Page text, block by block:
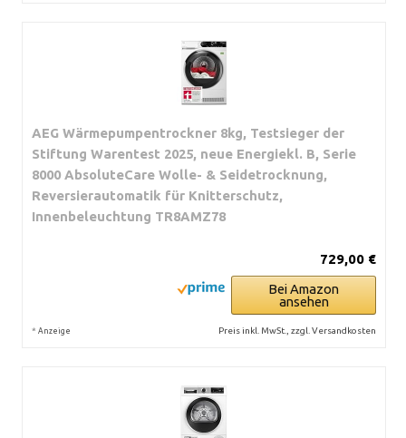
AEG Wärmepumpentrockner 8kg, Testsieger der
Stiftung Warentest 2025, neue Energiekl. B, Serie
8000 AbsoluteCare Wolle- & Seidetrocknung,
Reversierautomatik für Knitterschutz,
Innenbeleuchtung TR8AMZ78
729,00 €
Bei Amazon
ansehen
* Anzeige Preis inkl. MwSt., zzgl. Versandkosten